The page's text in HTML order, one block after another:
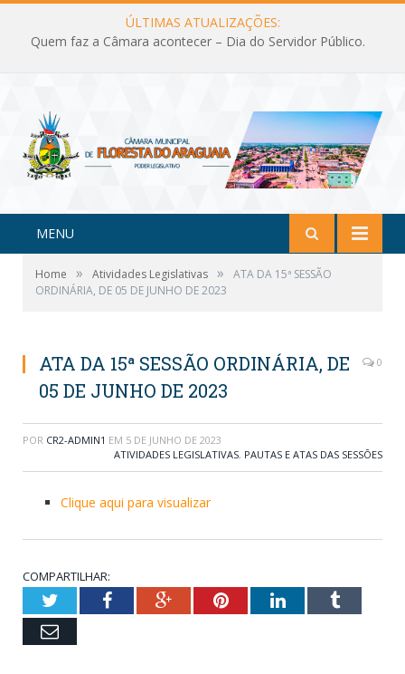
ÚLTIMAS ATUALIZAÇÕES:
Quem faz a Câmara acontecer – Dia do Servidor Público.
MENU
Home » Atividades Legislativas »
ATA DA 15ª SESSÃO
ORDINÁRIA, DE 05 DE JUNHO DE 2023
ATA DA 15ª SESSÃO ORDINÁRIA, DE
05 DE JUNHO DE 2023
0
POR CR2-ADMIN1 EM 5 DE JUNHO DE 2023
ATIVIDADES LEGISLATIVAS, PAUTAS E ATAS DAS SESSÕES
Clique aqui para visualizar
COMPARTILHAR:
TwitterFacebookGoogle+PinterestLinkedInTumblr
Email